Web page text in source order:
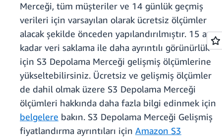
Merceği, tüm müşteriler ve 14 günlük geçmiş
verileri için varsayılan olarak ücretsiz ölçümler
alacak şekilde önceden yapılandırılmıştır. 15 aya
kadar veri saklama ile daha ayrıntılı görünürlük
için S3 Depolama Merceği gelişmiş ölçümlerine
yükseltebilirsiniz. Ücretsiz ve gelişmiş ölçümler
de dahil olmak üzere S3 Depolama Merceği
ölçümleri hakkında daha fazla bilgi edinmek için
belgelere bakın. S3 Depolama Merceği Gelişmiş
fiyatlandırma ayrıntıları için Amazon S3